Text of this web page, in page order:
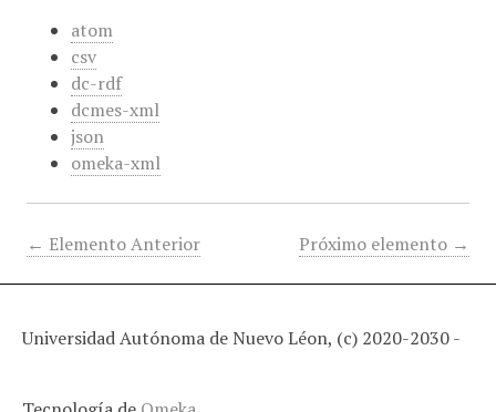
atom
csv
dc-rdf
dcmes-xml
json
omeka-xml
← Elemento Anterior Próximo elemento →
Universidad Autónoma de Nuevo Léon, (c) 2020-2030 -